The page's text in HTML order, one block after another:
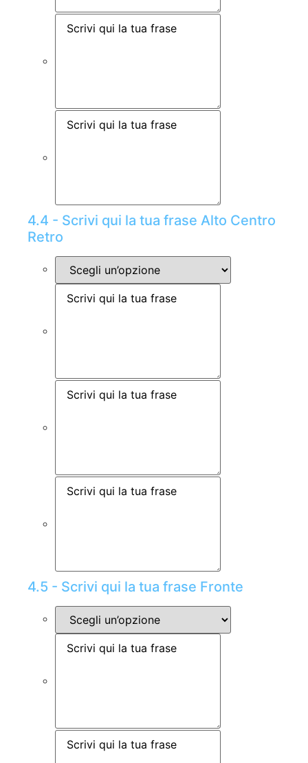
4.4 - Scrivi qui la tua frase Alto Centro
Retro
4.5 - Scrivi qui la tua frase Fronte